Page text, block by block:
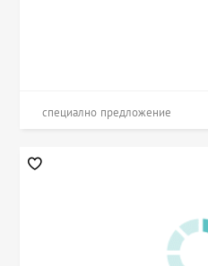
специално предложение